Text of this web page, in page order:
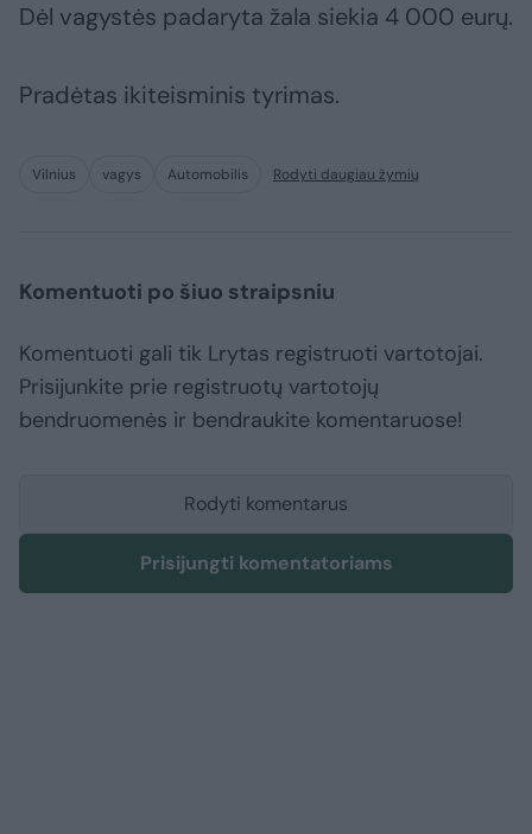
Dėl vagystės padaryta žala siekia 4 000 eurų.
Pradėtas ikiteisminis tyrimas.
Vilnius vagys Automobilis Rodyti daugiau žymių
Komentuoti po šiuo straipsniu
Komentuoti gali tik Lrytas registruoti vartotojai.
Prisijunkite prie registruotų vartotojų
bendruomenės ir bendraukite komentaruose!
Rodyti komentarus
Prisijungti komentatoriams